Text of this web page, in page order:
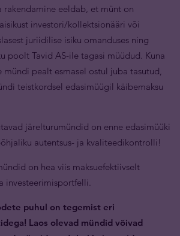
rakendamine eeldab, et münt on
investori/kollektsionääri või
juriidilise isiku omanduses ning
poolt Tavid AS-ile tagasi müüdud. Kuna
mündi pealt esmasel ostul juba tasutud,
teistkordsel edasimüügil käibemaksu
järelturumündid on enne edasimüüki
autentsus- ja kvaliteedikontrolli!
on hea viis maksuefektiivselt
investeerimisportfelli.
puhul on tegemist eri
Laos olevad mündid võivad